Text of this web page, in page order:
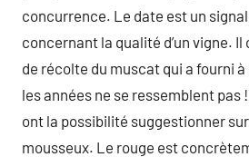
concurrence. Le date est un
concernant la qualité d’un vigne. Il
de récolte du muscat qui a fourni
les années ne se ressemblent pas
ont la possibilité suggestionner
mousseux. Le rouge est